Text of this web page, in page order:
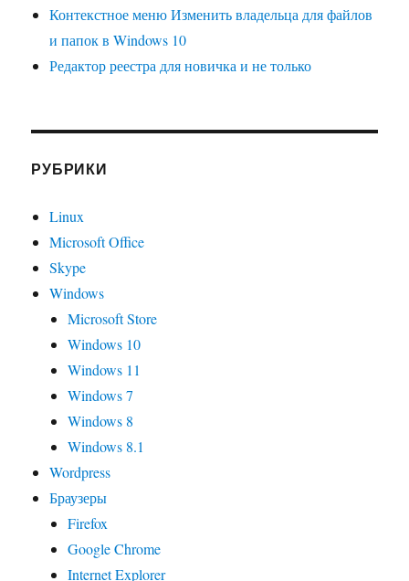
Контекстное меню Изменить владельца для файлов
и папок в Windows 10
Редактор реестра для новичка и не только
РУБРИКИ
Linux
Microsoft Office
Skype
Windows
Microsoft Store
Windows 10
Windows 11
Windows 7
Windows 8
Windows 8.1
Wordpress
Браузеры
Firefox
Google Chrome
Internet Explorer